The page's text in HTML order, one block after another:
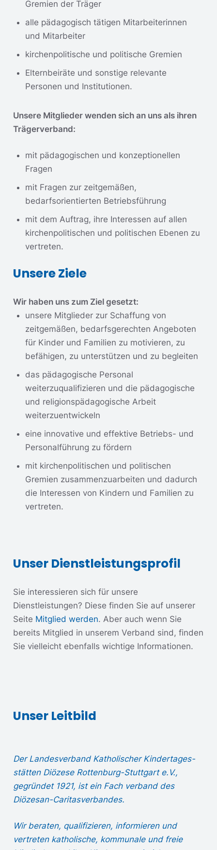
Gremien der Träger
alle pädagogisch tätigen Mitarbeiterinnen
und Mitarbeiter
kirchenpolitische und politische Gremien
Elternbeiräte und sonstige relevante
Personen und Institutionen.
Unsere Mitglieder wenden sich an uns als ihren
Trägerverband:
mit pädagogischen und konzeptionellen
Fragen
mit Fragen zur zeitgemäßen,
bedarfsorientierten Betriebsführung
mit dem Auftrag, ihre Interessen auf allen
kirchenpolitischen und politischen Ebenen zu
vertreten.
Unsere Ziele
Wir haben uns zum Ziel gesetzt:
unsere Mitglieder zur Schaffung von
zeitgemäßen, bedarfsgerechten Angeboten
für Kinder und Familien zu motivieren, zu
befähigen, zu unterstützen und zu begleiten
das pädagogische Personal
weiterzuqualifizieren und die pädagogische
und religionspädagogische Arbeit
weiterzuentwickeln
eine innovative und effektive Betriebs- und
Personalführung zu fördern
mit kirchenpolitischen und politischen
Gremien zusammenzuarbeiten und dadurch
die Interessen von Kindern und Familien zu
vertreten.
Unser Dienstleistungsprofil
Sie interessieren sich für unsere
Dienstleistungen? Diese finden Sie auf unserer
Seite Mitglied werden. Aber auch wenn Sie
bereits Mitglied in unserem Verband sind, finden
Sie vielleicht ebenfalls wichtige Informationen.
Unser Leitbild
Der Landesverband Katholischer Kindertages­
stätten Diözese Rottenburg-Stuttgart e.V.,
gegründet 1921, ist ein Fach verband des
Diözesan-Caritasverbandes.
Wir beraten, qualifizieren, informieren und
vertreten katholische, kommunale und freie